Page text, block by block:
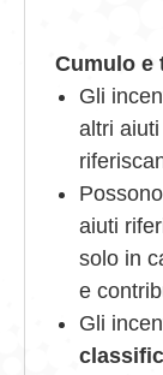
Cumulo e
Gli
altri
aiuti
solo in
e
Gli